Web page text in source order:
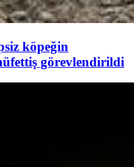
köpeğin
görevlendirildi